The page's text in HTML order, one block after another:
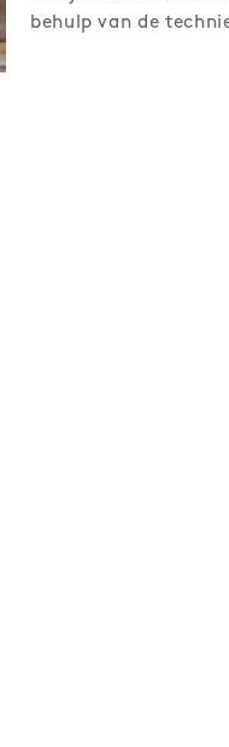
behulp van de